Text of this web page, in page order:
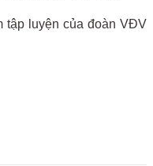
tập luyện của đoàn VĐV